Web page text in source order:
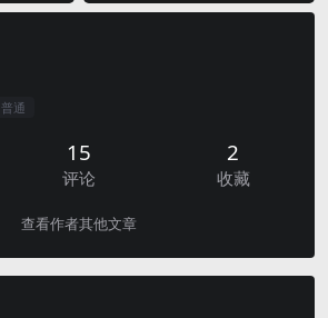
普通
15
评论
2
收藏
查看作者其他文章